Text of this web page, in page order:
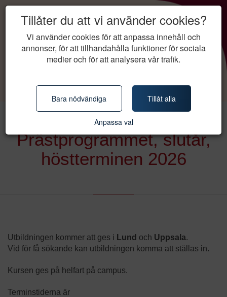
Prästprogrammet, slutår,
höstterminen 2026
Utbildningen kommer att ges i Lund och Uppsala.
Vid för få sökande kan utbildningen komma att ställas in.
Kursen ges på helfart på campus.
Terminstiderna är
Tillåter du att vi använder cookies?
Vi använder cookies för att anpassa innehåll och
annonser, för att tillhandahålla funktioner för sociala
medier och för att analysera vår trafik.
Bara nödvändiga Tillåt alla
Anpassa val